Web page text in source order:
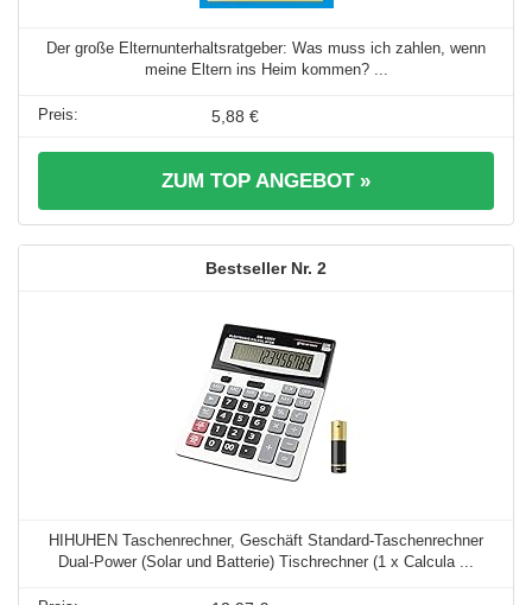
Der große Elternunterhaltsratgeber: Was muss ich zahlen, wenn
meine Eltern ins Heim kommen? ...
5,88 €
ZUM TOP ANGEBOT »
2
HIHUHEN Taschenrechner, Geschäft Standard-Taschenrechner
Dual-Power (Solar und Batterie) Tischrechner (1 x Calcula ...